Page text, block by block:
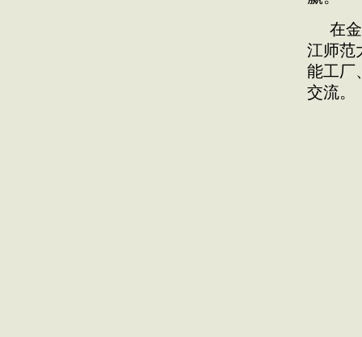
在
江师范
能工厂
交流。